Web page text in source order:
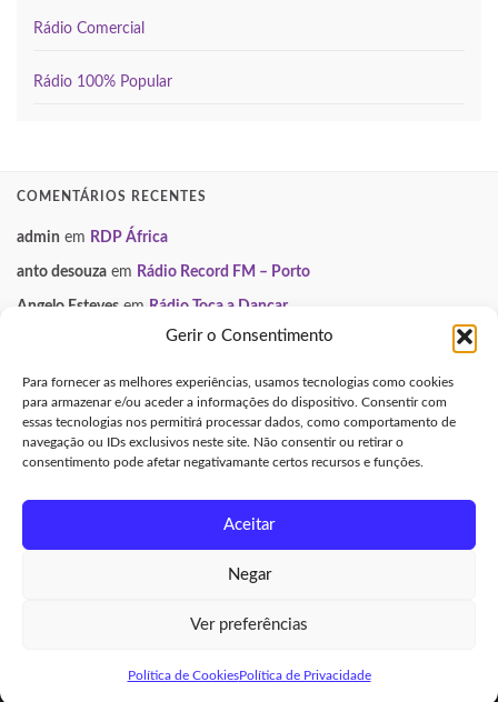
Gerir o Consentimento
Para fornecer as melhores experiências, usamos tecnologias como cookies
para armazenar e/ou aceder a informações do dispositivo. Consentir com
essas tecnologias nos permitirá processar dados, como comportamento de
navegação ou IDs exclusivos neste site. Não consentir ou retirar o
consentimento pode afetar negativamante certos recursos e funções.
Aceitar
Negar
Ver preferências
Política de CookiesPolítica de Privacidade
Rádio Comercial
Rádio 100% Popular
COMENTÁRIOS RECENTES
admin em RDP África
anto desouza em Rádio Record FM – Porto
Angelo Esteves em Rádio Toca a Dançar
Smooth FM
Neuza Gondomar Mix
INFORMAÇÃO LEGAL
Política de Privacidade
Política de Cookies (UE)